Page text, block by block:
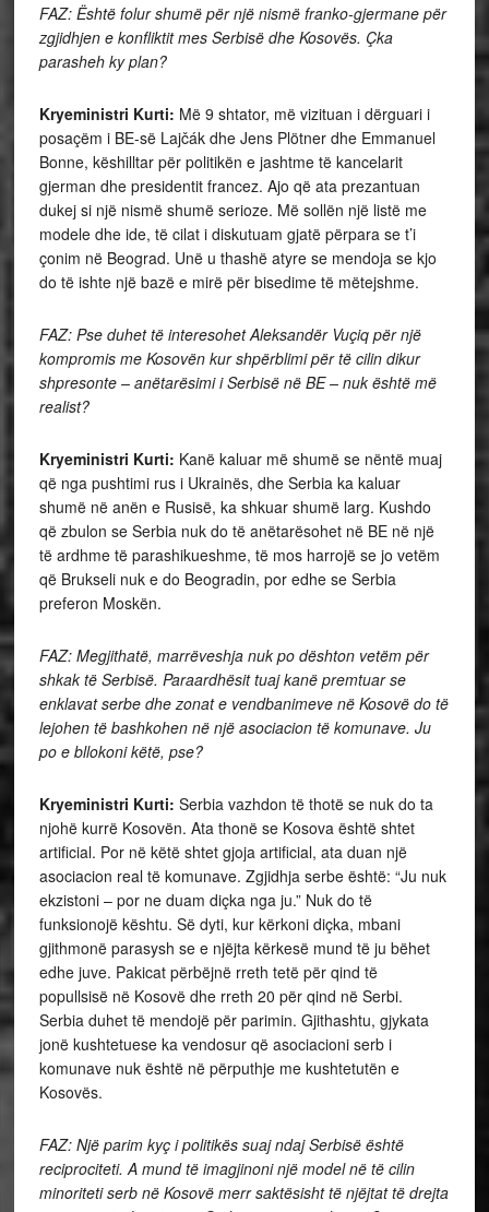
FAZ: Është folur shumë për një nismë franko-gjermane për
zgjidhjen e konfliktit mes Serbisë dhe Kosovës. Çka
parasheh ky plan?
Kryeministri Kurti: Më 9 shtator, më vizituan i dërguari i
posaçëm i BE-së Lajčák dhe Jens Plötner dhe Emmanuel
Bonne, këshilltar për politikën e jashtme të kancelarit
gjerman dhe presidentit francez. Ajo që ata prezantuan
dukej si një nismë shumë serioze. Më sollën një listë me
modele dhe ide, të cilat i diskutuam gjatë përpara se t’i
çonim në Beograd. Unë u thashë atyre se mendoja se kjo
do të ishte një bazë e mirë për bisedime të mëtejshme.
FAZ: Pse duhet të interesohet Aleksandër Vuçiq për një
kompromis me Kosovën kur shpërblimi për të cilin dikur
shpresonte – anëtarësimi i Serbisë në BE – nuk është më
realist?
Kryeministri Kurti: Kanë kaluar më shumë se nëntë muaj
që nga pushtimi rus i Ukrainës, dhe Serbia ka kaluar
shumë në anën e Rusisë, ka shkuar shumë larg. Kushdo
që zbulon se Serbia nuk do të anëtarësohet në BE në një
të ardhme të parashikueshme, të mos harrojë se jo vetëm
që Brukseli nuk e do Beogradin, por edhe se Serbia
preferon Moskën.
FAZ: Megjithatë, marrëveshja nuk po dështon vetëm për
shkak të Serbisë. Paraardhësit tuaj kanë premtuar se
enklavat serbe dhe zonat e vendbanimeve në Kosovë do të
lejohen të bashkohen në një asociacion të komunave. Ju
po e bllokoni këtë, pse?
Kryeministri Kurti: Serbia vazhdon të thotë se nuk do ta
njohë kurrë Kosovën. Ata thonë se Kosova është shtet
artificial. Por në këtë shtet gjoja artificial, ata duan një
asociacion real të komunave. Zgjidhja serbe është: “Ju nuk
ekzistoni – por ne duam diçka nga ju.” Nuk do të
funksionojë kështu. Së dyti, kur kërkoni diçka, mbani
gjithmonë parasysh se e njëjta kërkesë mund të ju bëhet
edhe juve. Pakicat përbëjnë rreth tetë për qind të
popullsisë në Kosovë dhe rreth 20 për qind në Serbi.
Serbia duhet të mendojë për parimin. Gjithashtu, gjykata
jonë kushtetuese ka vendosur që asociacioni serb i
komunave nuk është në përputhje me kushtetutën e
Kosovës.
FAZ: Një parim kyç i politikës suaj ndaj Serbisë është
reciprociteti. A mund të imagjinoni një model në të cilin
minoriteti serb në Kosovë merr saktësisht të njëjtat të drejta